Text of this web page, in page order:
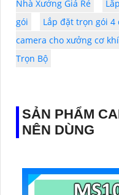
Nhà Xưởng Giá Rẻ
gói
Lắp đặt trọn gói 4
camera cho xưởng cơ khí
Trọn Bộ
SẢN PHẨM
NÊN DÙNG